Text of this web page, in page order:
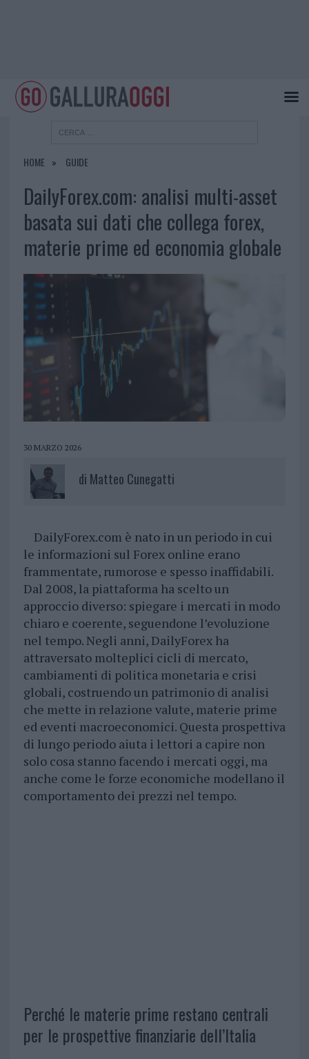
HOME GUIDE
DailyForex.com: analisi multi-asset
basata sui dati che collega forex,
materie prime ed economia globale
30 MARZO 2026
di Matteo Cunegatti
DailyForex.com è nato in un periodo in cui
le informazioni sul Forex online erano
frammentate, rumorose e spesso inaffidabili.
Dal 2008, la piattaforma ha scelto un
approccio diverso: spiegare i mercati in modo
chiaro e coerente, seguendone l’evoluzione
nel tempo. Negli anni, DailyForex ha
attraversato molteplici cicli di mercato,
cambiamenti di politica monetaria e crisi
globali, costruendo un patrimonio di analisi
che mette in relazione valute, materie prime
ed eventi macroeconomici. Questa prospettiva
di lungo periodo aiuta i lettori a capire non
solo cosa stanno facendo i mercati oggi, ma
anche come le forze economiche modellano il
comportamento dei prezzi nel tempo.
Perché le materie prime restano centrali
per le prospettive finanziarie dell’Italia